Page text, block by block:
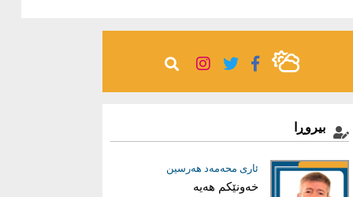
بیروڕا
ئاری محەمەد هەرسین
خەونێکم هەیە
عیماد ئه‌حمه‌د
بریاری دروست؛ بناغەی